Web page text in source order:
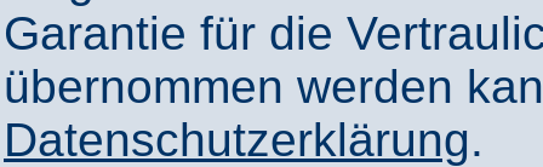
Garantie für die
übernommen werden
Datenschutzerklärung.